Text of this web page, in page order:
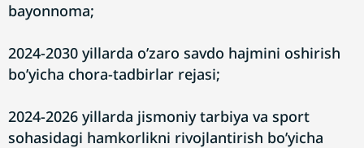
bayonnoma;
2024-2030 yillarda oʼzaro savdo hajmini oshirish
boʼyicha chora-tadbirlar rejasi;
2024-2026 yillarda jismoniy tarbiya va sport
sohasidagi hamkorlikni rivojlantirish boʼyicha